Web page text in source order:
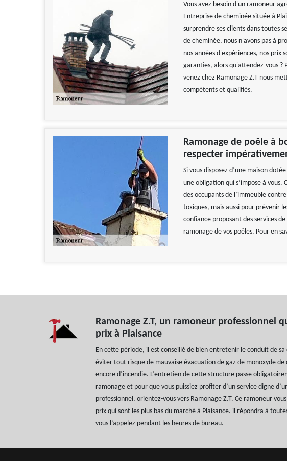
Vous avez besoin d'un ramoneur
Entreprise de cheminée située à
surprendre ses clients dans toutes
de cheminée, nous n'avons pas à
nos années d'expériences, nos prix
garanties, alors qu'attendez-vous ?
venez chez Ramonage Z.T nous
compétents et qualifiés.
Ramonage de poêle à
respecter
Si vous disposez d’une maison
une obligation qui s’impose à
des occupants de l’immeuble
toxiques, mais aussi pour prévenir
confiance proposant des services
ramonage de vos poêles. Pour en
Ramonage Z.T, un ramoneur professionnel
prix à Plaisance
En cette période, il est conseillé de bien entretenir le conduit de
éviter tout risque de mauvaise évacuation de gaz de monoxyde de
encore d’incendie. L’entretien de cette structure passe
ramonage et pour que vous puissiez profiter d’un service digne
professionnel, orientez-vous vers Ramonage Z.T. Ce ramoneur
prix qui sont les plus bas du marché à Plaisance. il répondra à
vous l’appelez pendant les heures de bureau.